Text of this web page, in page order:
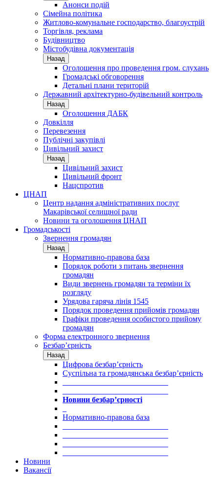
Анонси подій
Сімейна політика
Житлово-комунальне господарство, благоустрій
Торгівля, реклама
Будівництво
Містобудівна документація
Назад
Оголошення про проведення гром. слухань
Громадські обговорення
Детальні плани територій
Державний архітектурно-будівельний контроль
Назад
Оголошення ДАБК
Довкілля
Перевезення
Публічні закупівлі
Цивільний захист
Назад
Цивільний захист
Цивільний фронт
Нацспротив
ЦНАП
Центр надання адміністративних послуг
Макарівської селищної ради
Новини та оголошення ЦНАП
Громадськості
Звернення громадян
Назад
Нормативно-правова база
Порядок роботи з питань звернення
громадян
Види звернень громадян та терміни їх
розгляду
Урядова гаряча лінія 1545
Порядок проведення прийомів громадян
Графіки проведення особистого прийому
громадян
Форма електронного звернення
Безбар’єрність
Назад
Цифрова безбар’єрність
Суспільна та громадянська безбар’єрність
Новини безбар’єрності
Нормативно-правова база
Новини
Вакансії